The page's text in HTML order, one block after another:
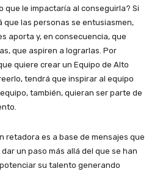
que le impactaría al conseguirla? Si
que las personas se entusiasmen,
aporta y, en consecuencia, que
que aspiren a lograrlas. Por
quiere crear un Equipo de Alto
tendrá que inspirar al equipo
también, quieran ser parte de
retadora es a base de mensajes que
un paso más allá del que se han
su talento generando